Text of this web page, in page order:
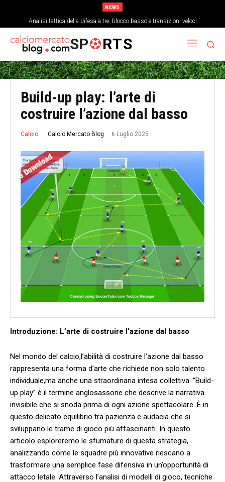
NEWS
Analisi tattica della difesa a tre: blocco basso e transizioni veloci
Come la stanchezza mentale influisce sulla precisione dei passaggi a fine
partita
SP RTS
Build-up play: l’arte di
costruire l’azione dal basso
Calcio Calcio Mercato Blog 6 Luglio 2025
Introduzione: L’arte di costruire l’azione dal basso
Nel mondo del calcio,l’abilità di costruire l’azione dal basso
rappresenta una ⁣forma d’arte‍ che richiede non solo talento
individuale,ma ⁣anche ⁣una straordinaria intesa⁤ collettiva. “Build-
up play” è il termine anglosassone che descrive la narrativa
invisibile che si snoda ​prima di⁣ ogni ​azione spettacolare.‍ È in
questo delicato⁣ equilibrio tra pazienza e audacia che si
sviluppano ⁢le trame di gioco più affascinanti. In ⁢questo
articolo esploreremo le sfumature di questa⁤ strategia,
analizzando ⁣come le squadre più innovative riescano⁣ a
trasformare una semplice fase⁢ difensiva in un’opportunità di
attacco letale. Attraverso ⁤l’analisi di modelli ​di gioco, tecniche